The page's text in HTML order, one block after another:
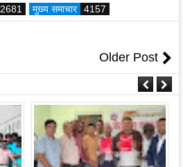
2681 मुख्य समाचार 4157
Older Post